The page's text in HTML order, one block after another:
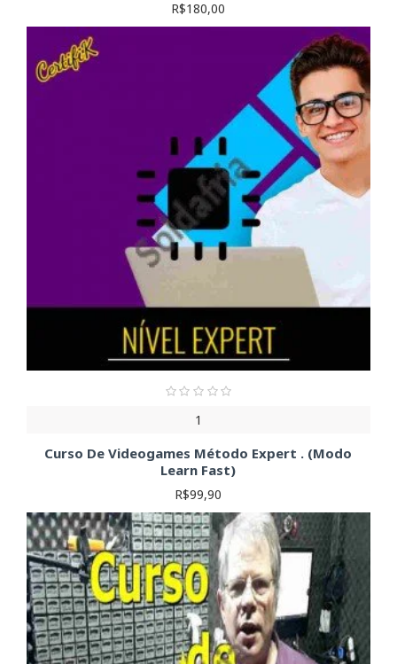
R$180,00
1
Curso De Videogames Método Expert . (Modo
Learn Fast)
R$99,90